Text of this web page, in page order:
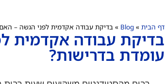
דף הבית »
Blog
» בדיקת עבודה אקדמית לפני הגשה –
בדיקת עבודה אקדמית
עומדת בדרישות?